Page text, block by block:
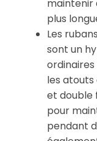
maintenir
plus
Les
sont un
les atouts
et double
pour
pendant